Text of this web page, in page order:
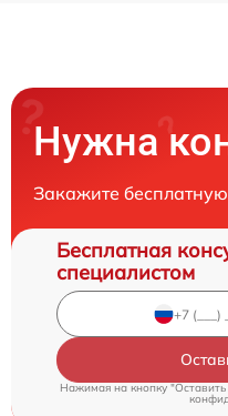
Нужна
Закажите
Бесплатная
специалистом
Нажимая на кнопку